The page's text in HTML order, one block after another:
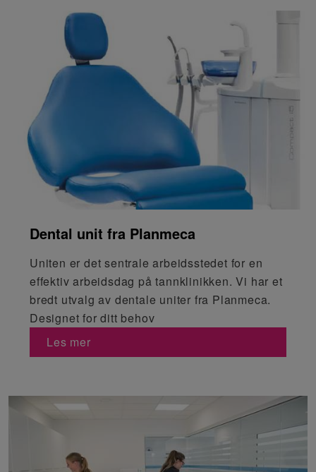
Dental unit fra Planmeca
Uniten er det sentrale arbeidsstedet for en
effektiv arbeidsdag på tannklinikken. Vi har et
bredt utvalg av dentale uniter fra Planmeca.
Designet for ditt behov
Les mer